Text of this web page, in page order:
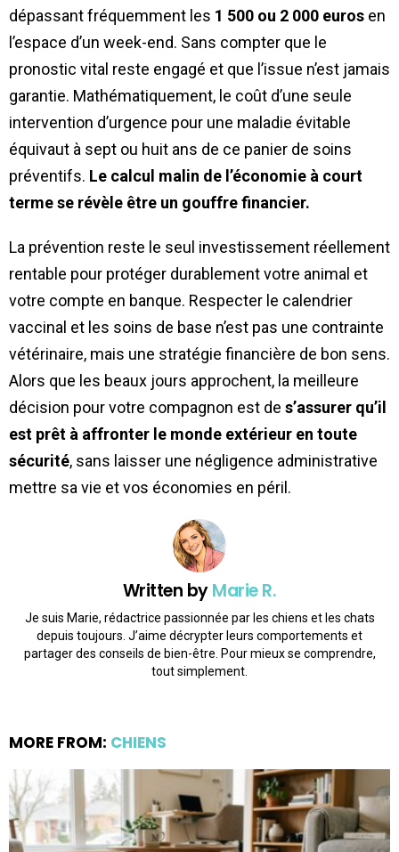
dépassant fréquemment les 1 500 ou 2 000 euros en
l’espace d’un week-end. Sans compter que le
pronostic vital reste engagé et que l’issue n’est jamais
garantie. Mathématiquement, le coût d’une seule
intervention d’urgence pour une maladie évitable
équivaut à sept ou huit ans de ce panier de soins
préventifs. Le calcul malin de l’économie à court
terme se révèle être un gouffre financier.
La prévention reste le seul investissement réellement
rentable pour protéger durablement votre animal et
votre compte en banque. Respecter le calendrier
vaccinal et les soins de base n’est pas une contrainte
vétérinaire, mais une stratégie financière de bon sens.
Alors que les beaux jours approchent, la meilleure
décision pour votre compagnon est de s’assurer qu’il
est prêt à affronter le monde extérieur en toute
sécurité, sans laisser une négligence administrative
mettre sa vie et vos économies en péril.
Written byMarie R.
Je suis Marie, rédactrice passionnée par les chiens et les chats
depuis toujours. J’aime décrypter leurs comportements et
partager des conseils de bien-être. Pour mieux se comprendre,
tout simplement.
MORE FROM: CHIENS